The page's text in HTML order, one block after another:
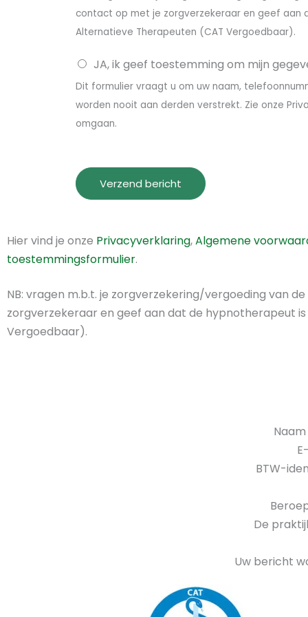
t
contact op met je zorgverzekeraar en geef
Alternatieve Therapeuten (CAT Vergoedbaar).
JA, ik geef toestemming om mijn
Dit formulier vraagt u om uw naam,
worden nooit aan derden verstrekt. Zie onze
omgaan.
Verzend bericht
Hier vind je onze Privacyverklaring,Algemene
toestemmingsformulier.
NB: vragen m.b.t. je zorgverzekering/vergoeding van
zorgverzekeraar en geef aan dat de hypnotherapeut
Vergoedbaar).
BTW-
De
Uw bericht